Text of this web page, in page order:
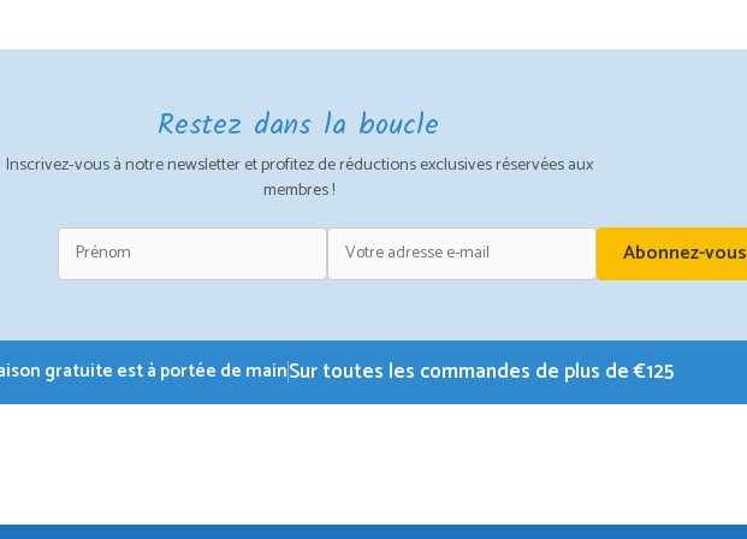
Restez dans la boucle
Inscrivez-vous à notre newsletter et profitez de réductions exclusives réservées aux
membres !
Abonnez-vous
gratuite est à portée de mainSur toutes les commandes de plus de €125